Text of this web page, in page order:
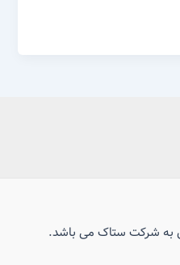
به شرکت ستاک می باشد.